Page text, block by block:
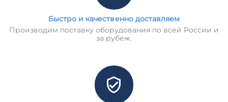
Быстро и качественно доставляем
Производим поставку оборудования по всей России и
за рубеж.